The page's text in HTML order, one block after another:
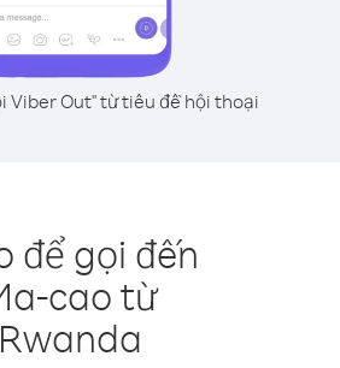
Viber Out" từ tiêu đề hội thoại
để gọi đến
cao từ
Rwanda